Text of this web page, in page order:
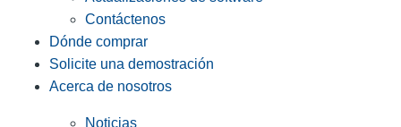
Contáctenos
Dónde comprar
Solicite una demostración
Acerca de nosotros
Noticias